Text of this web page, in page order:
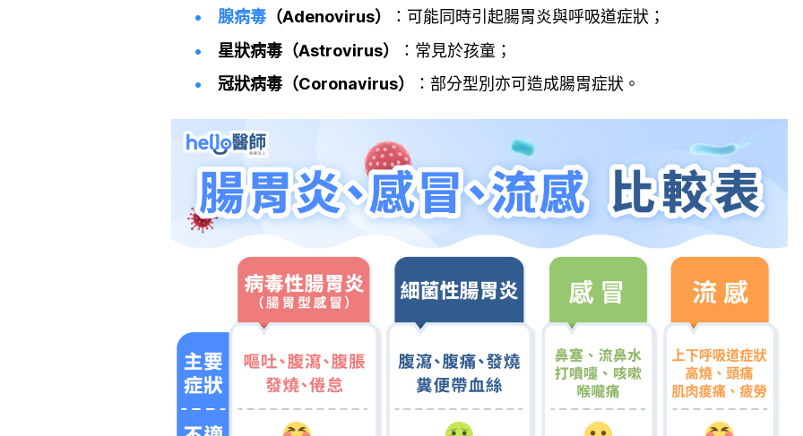
腺病毒 （Adenovirus）
：可能同時引起腸胃炎與呼吸道症狀；
星狀病毒（Astrovirus）
：常見於孩童；
冠狀病毒（Coronavirus）
：部分型別亦可造成腸胃症狀。